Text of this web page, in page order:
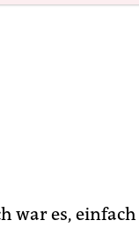
war es,